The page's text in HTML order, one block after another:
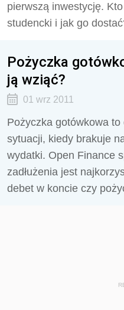
pierwszą inwestycję.
studencki i jak go
Pożyczka
ją wziąć?
01 wrz 2011
Pożyczka gotówkowa
sytuacji, kiedy brakuje
wydatki. Open Finance
zadłużenia jest
debet w koncie czy